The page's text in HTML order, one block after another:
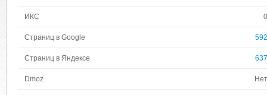
ИКС 0
Страниц в Google 592
Страниц в Яндексе 637
Dmoz Нет